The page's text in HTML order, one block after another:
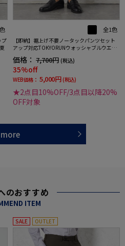
プ
全1色
【即納】裾上げ不要ノータックパンツセット
アップ対応TOKYORUNウォッシャブルウエス
ッチ春夏
価格： 7,700円 (税込)
35%off
WEB価格： 5,000円 (税込)
★2点目10%OFF/3点目以降20%
OFF対象
more
のおすすめ
ITEM
SALE OUTLET